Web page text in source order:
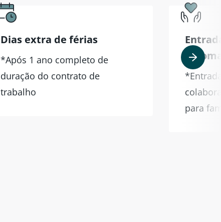
Dias extra de férias
*Após 1 ano completo de
duração do contrato de
trabalho
para